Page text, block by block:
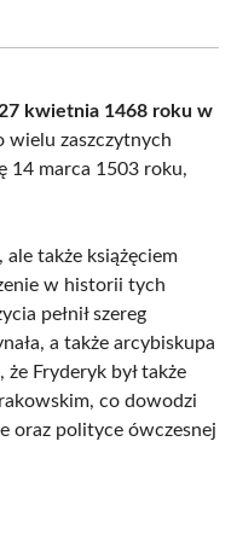
kwietnia 1468 roku w
wielu zaszczytnych
14 marca 1503 roku,
ale także książęciem
w historii tych
pełnił szereg
a także arcybiskupa
Fryderyk był także
co dowodzi
oraz polityce ówczesnej